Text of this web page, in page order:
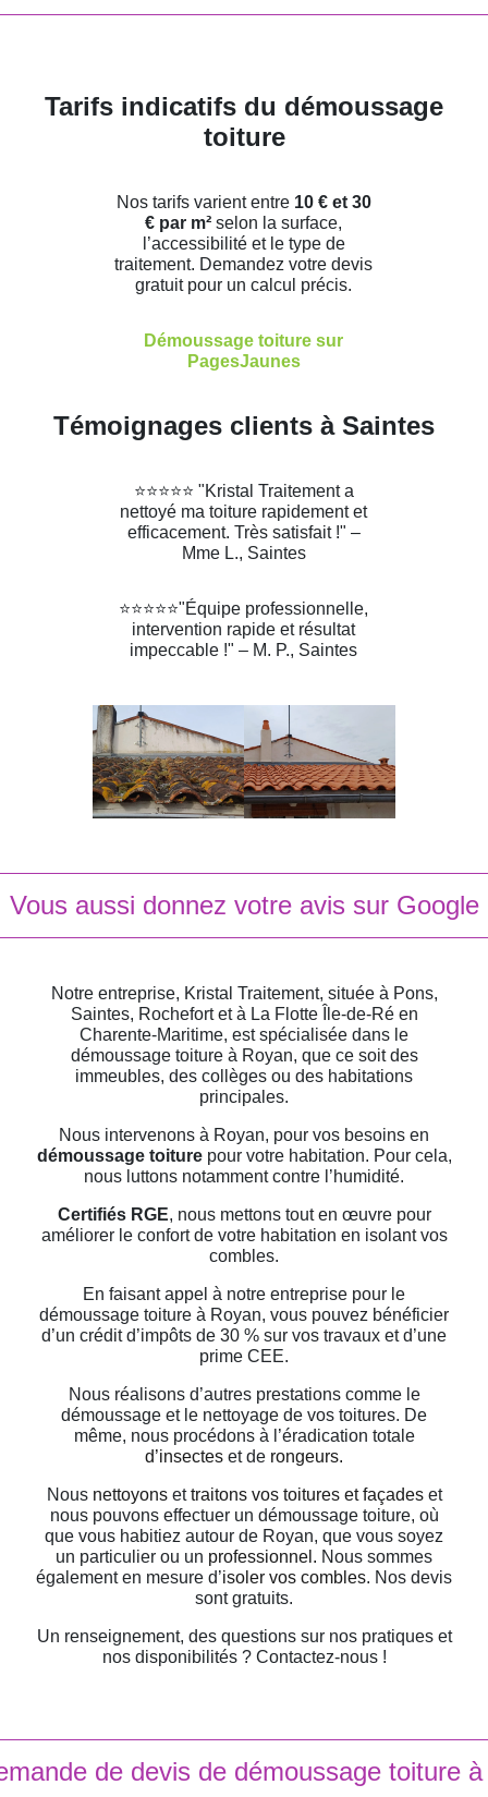
Tarifs indicatifs du démoussage
toiture
Nos tarifs varient entre 10 € et 30
€ par m² selon la surface,
l’accessibilité et le type de
traitement. Demandez votre devis
gratuit pour un calcul précis.
Démoussage toiture sur
PagesJaunes
Témoignages clients à Saintes
⭐️⭐️⭐️⭐️⭐️ "Kristal Traitement a
nettoyé ma toiture rapidement et
efficacement. Très satisfait !" –
Mme L., Saintes
⭐️⭐️⭐️⭐️⭐️"Équipe professionnelle,
intervention rapide et résultat
impeccable !" – M. P., Saintes
Vous aussi donnez votre avis sur Google
Notre entreprise, Kristal Traitement, située à Pons,
Saintes, Rochefort et à La Flotte Île-de-Ré en
Charente-Maritime, est spécialisée dans le
démoussage toiture à Royan, que ce soit des
immeubles, des collèges ou des habitations
principales.
Nous intervenons à Royan, pour vos besoins en
démoussage toiturepour votre habitation. Pour cela,
nous luttons notamment contre l’humidité.
Certifiés RGE, nous mettons tout en œuvre pour
améliorer le confort de votre habitation en isolant vos
combles.
En faisant appel à notre entreprise pour le
démoussage toiture à Royan, vous pouvez bénéficier
d’un crédit d’impôts de 30 % sur vos travaux et d’une
prime CEE.
Nous réalisons d’autres prestations comme le
démoussage et le nettoyage de vos toitures. De
même, nous procédons à l’éradication totale
d’insectes et de rongeurs.
Nous nettoyonsettraitons vos toitures et façadeset
nous pouvons effectuer un démoussage toiture, où
que vous habitiez autour de Royan, que vous soyez
un particulier ou un professionnel. Nous sommes
également en mesure d’isoler vos combles. Nos devis
sont gratuits.
Un renseignement, des questions sur nos pratiques et
nos disponibilités ? Contactez-nous !
de devis de démoussage toiture